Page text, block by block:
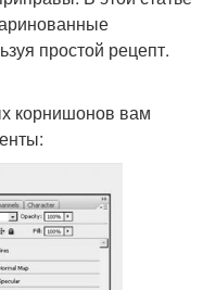
простой рецепт.
корнишонов вам